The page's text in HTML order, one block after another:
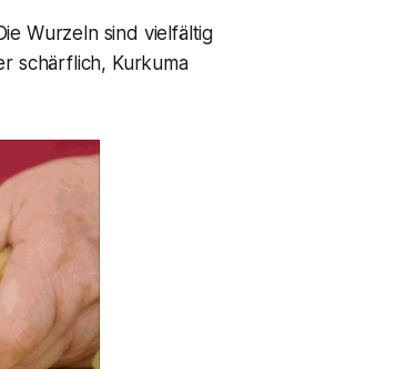
Wurzeln sind vielfältig
schärflich, Kurkuma